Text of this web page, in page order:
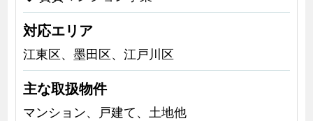
対応エリア
江東区、墨田区、江戸川区
主な取扱物件
マンション、戸建て、土地他